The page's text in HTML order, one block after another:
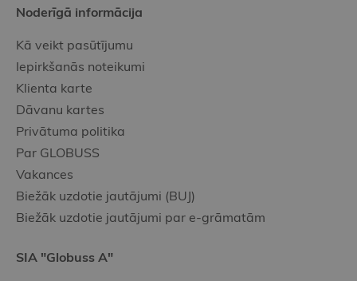
Noderīgā informācija
Kā veikt pasūtījumu
Iepirkšanās noteikumi
Klienta karte
Dāvanu kartes
Privātuma politika
Par GLOBUSS
Vakances
Biežāk uzdotie jautājumi (BUJ)
Biežāk uzdotie jautājumi par e-grāmatām
SIA "Globuss A"